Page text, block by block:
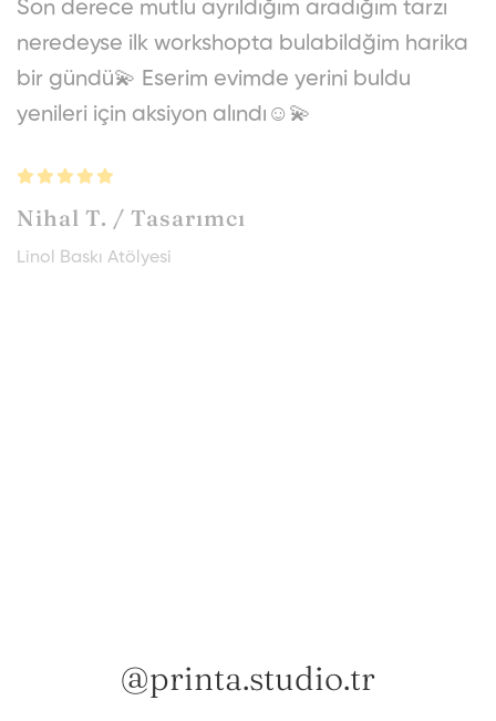
Son derece mutlu ayrıldığım aradığım tarzı
neredeyse ilk workshopta bulabildğim harika
bir gündü💫 Eserim evimde yerini buldu
yenileri için aksiyon alındı☺️💫
Nihal T. / Tasarımcı
Linol Baskı Atölyesi
@printa.studio.tr